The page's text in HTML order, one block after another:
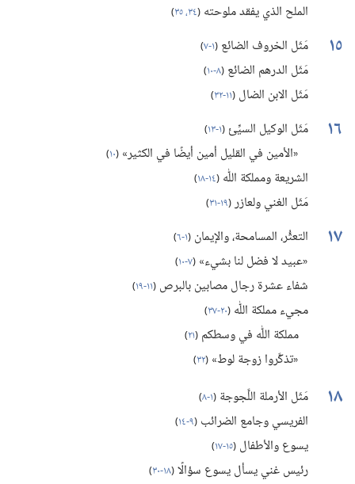
الملح الذي يفقد ملوحته (‏٣٤،‏ ٣٥ )‏
١٥ مَثَل الخروف الضائع (‏١-‏٧ )‏
مَثَل الدرهم الضائع (‏٨-‏١٠ )‏
مَثَل الابن الضال (‏١١-‏٣٢ )‏
١٦ مَثَل الوكيل السيِّئ (‏١-‏١٣ )‏
«الأمين في القليل أمين أيضًا في الكثير» (‏١٠)‏
الشريعة ومملكة اللّٰه (‏١٤-‏١٨ )‏
مَثَل الغني ولعازر(‏١٩-‏٣١ )‏
١٧ التعثُّر،‏ المسامحة،‏ والإيمان (‏١-‏٦ )‏
«عبيد لا فضل لنا بشيء» (‏٧-‏١٠ )‏
شفاء عشرة رجال مصابين بالبرص (‏١١-‏١٩ )‏
مجيء مملكة اللّٰه (‏٢٠-‏٣٧ )‏
مملكة اللّٰه في وسطكم (‏٢١)‏
«تذكَّروا زوجة لوط» (‏٣٢)‏
١٨ مَثَل الأرملة اللَّجوجة (‏١-‏٨ )‏
الفريسي وجامع الضرائب (‏٩-‏١٤ )‏
يسوع والأطفال (‏١٥-‏١٧ )‏
رئيس غني يسأل يسوع سؤالًا(‏١٨-‏٣٠ )‏